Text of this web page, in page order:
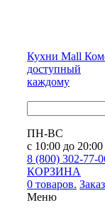
Кухни Mall
доступный
каждому
ПН-ВС
с 10:00 до 20:00
8 (800) 302-77-
КОРЗИНА
0 товаров.
Меню